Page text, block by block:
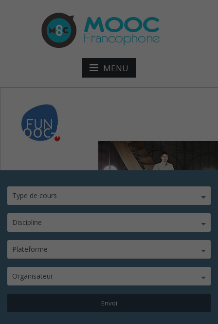
MENU
mooc-Peser-l’Univers
Type de cours
Discipline
Plateforme
Organisateur